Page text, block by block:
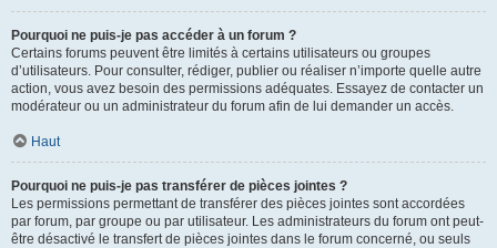
Pourquoi ne puis-je pas accéder à un forum ?
Certains forums peuvent être limités à certains utilisateurs ou groupes
d’utilisateurs. Pour consulter, rédiger, publier ou réaliser n’importe quelle autre
action, vous avez besoin des permissions adéquates. Essayez de contacter un
modérateur ou un administrateur du forum afin de lui demander un accès.
Haut
Pourquoi ne puis-je pas transférer de pièces jointes ?
Les permissions permettant de transférer des pièces jointes sont accordées
par forum, par groupe ou par utilisateur. Les administrateurs du forum ont peut-
être désactivé le transfert de pièces jointes dans le forum concerné, ou seuls